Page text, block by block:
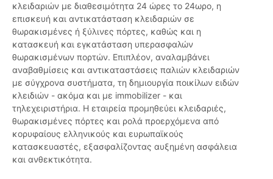
κλειδαριών με διαθεσιμότητα 24 ώρες το 24ωρο, η
επισκευή και αντικατάσταση κλειδαριών σε
θωρακισμένες ή ξύλινες πόρτες, καθώς και η
κατασκευή και εγκατάσταση υπερασφαλών
θωρακισμένων πορτών. Επιπλέον, αναλαμβάνει
αναβαθμίσεις και αντικαταστάσεις παλιών κλειδαριών
με σύγχρονα συστήματα, τη δημιουργία ποικίλων ειδών
κλειδιών - ακόμα και με immobilizer - και
τηλεχειριστήρια. Η εταιρεία προμηθεύει κλειδαριές,
θωρακισμένες πόρτες και ρολά προερχόμενα από
κορυφαίους ελληνικούς και ευρωπαϊκούς
κατασκευαστές, εξασφαλίζοντας αυξημένη ασφάλεια
και ανθεκτικότητα.